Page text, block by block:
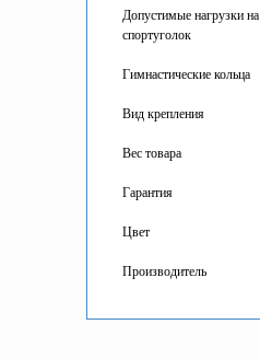
Допустимые нагрузки на
спортуголок
Гимнастические кольца
Вид крепления
Вес товара
Гарантия
Цвет
Производитель